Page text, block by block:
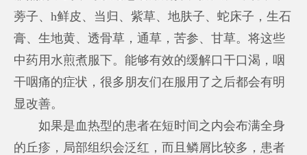
蒡子、h鲜皮、当归、紫草、地肤子、蛇床子，生石
膏、生地黄、透骨草，通草，苦参、甘草。将这些
中药用水煎煮服下。能够有效的缓解口干口渴，咽
干咽痛的症状，很多朋友们在服用了之后都会有明
显改善。
如果是血热型的患者在短时间之内会布满全身
的丘疹，局部组织会泛红，而且鳞屑比较多，患者